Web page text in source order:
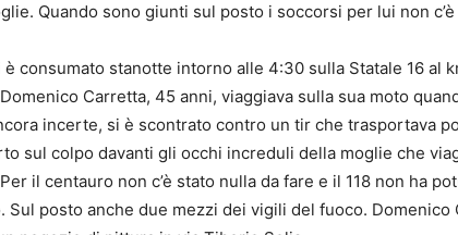
Quando sono giunti sul posto i soccorsi per lui non
è consumato stanotte intorno alle 4:30 sulla Statale 16 al
Carretta, 45 anni, viaggiava sulla sua moto
incerte, si è scontrato contro un tir che trasportava
sul colpo davanti gli occhi increduli della moglie che
il centauro non c’è stato nulla da fare e il 118 non ha
Sul posto anche due mezzi dei vigili del fuoco. Domenico